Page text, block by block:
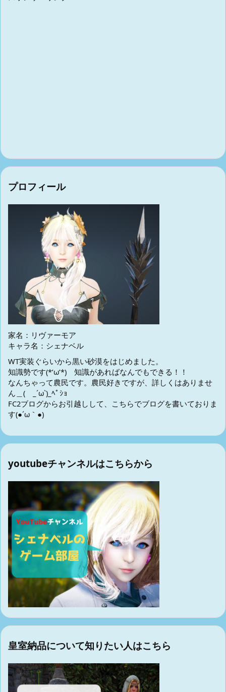
プロフィール
家名：リヴァーモア
キャラ名：シェナベル
WT実装ぐらいから黒い砂漠をはじめました。
知識勢です(*’ω’*) 知識があればなんでもできる！！
なんちゃって農民です。農民好きですが、詳しくはありませ
ん＿( _´ω`)_ﾍﾟｼｮ
FC2ブログからお引越しして、こちらでブログを書いておりま
す(●´ω｀●)
youtubeチャンネルはこちらから
皇室納品について知りたい人はこちら